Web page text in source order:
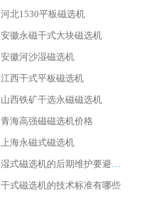
河北1530平板磁选机
安徽永磁干式大块磁选机
安徽河沙湿磁选机
江西干式平板磁选机
山西铁矿干选永磁磁选机
青海高强磁磁选机价格
上海永磁式磁选机
湿式磁选机的后期维护要避开哪些坑
干式磁选机的技术标准有哪些